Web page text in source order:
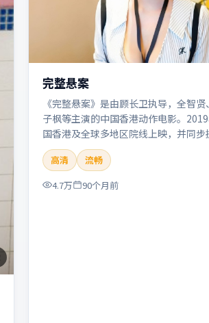
完整悬案
《完整悬案》是由顾长卫执导，全智
子枫等主演的中国香港动作电影。
国香港及全球多地区院线上映，并同步
流媒体在线观看。剧情与看点：动作场
明快，适合喜欢热血追缉与爆破场面的
合检索「完整悬案」「顾长卫」「动作
港」「2019」「2019-02-09上映」等
高清
流畅
4.7万
90个月前